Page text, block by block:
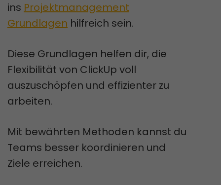
ins Projektmanagement
Grundlagen hilfreich sein.
Diese Grundlagen helfen dir, die
Flexibilität von ClickUp voll
auszuschöpfen und effizienter zu
arbeiten.
Mit bewährten Methoden kannst du
Teams besser koordinieren und
Ziele erreichen.